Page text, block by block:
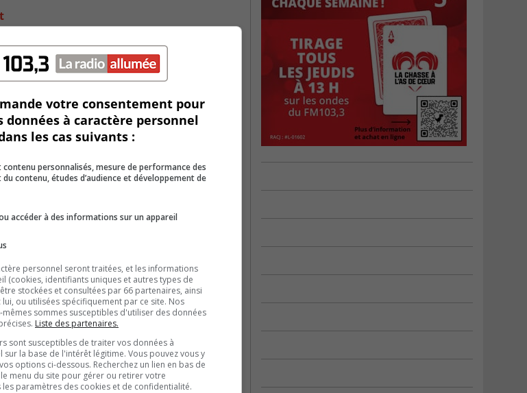
votre consentement pour
données à caractère personnel
les cas suivants :
contenu personnalisés, mesure de performance des
contenu, études d’audience et développement de
accéder à des informations sur un appareil
personnel seront traitées, et les informations
(cookies, identifiants uniques et autres types de
stockées et consultées par 66 partenaires, ainsi
ou utilisées spécifiquement par ce site. Nos
sommes susceptibles d'utiliser des données
Liste des partenaires.
sont susceptibles de traiter vos données à
sur la base de l'intérêt légitime. Vous pouvez vous y
options ci-dessous. Recherchez un lien en bas de
menu du site pour gérer ou retirer votre
les paramètres des cookies et de confidentialité.